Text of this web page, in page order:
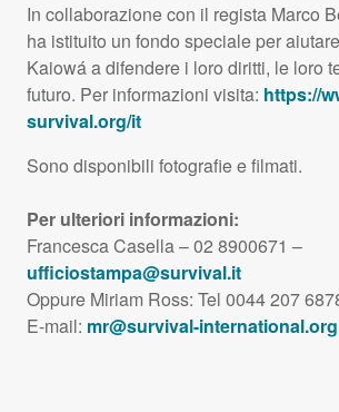
In collaborazione con il regista Marco
ha istituito un fondo speciale per
Kaiowá a difendere i loro diritti, le loro
futuro. Per informazioni visita: https://
survival.org/it
Sono disponibili fotografie e filmati.
Per ulteriori informazioni:
Francesca Casella – 02 8900671 –
ufficiostampa@survival.it
Oppure Miriam Ross: Tel 0044 207
E-mail: mr@survival-international.org